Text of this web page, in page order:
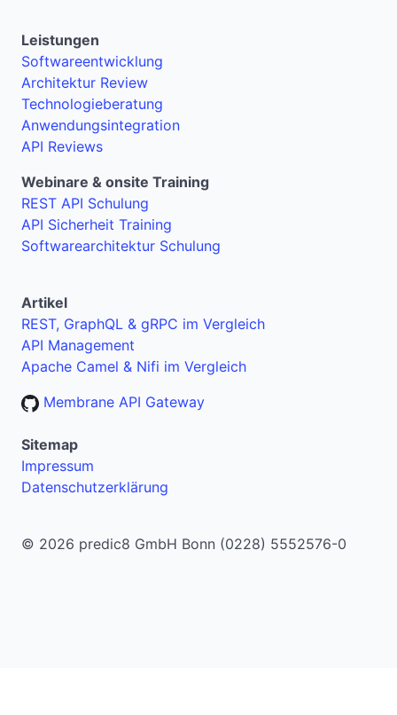
Leistungen
Softwareentwicklung
Architektur Review
Technologieberatung
Anwendungsintegration
API Reviews
Webinare & onsite Training
REST API Schulung
API Sicherheit Training
Softwarearchitektur Schulung
Artikel
REST, GraphQL & gRPC im Vergleich
API Management
Apache Camel & Nifi im Vergleich
Membrane API Gateway
Sitemap
Impressum
Datenschutzerklärung
© 2026 predic8 GmbH Bonn (0228) 5552576-0